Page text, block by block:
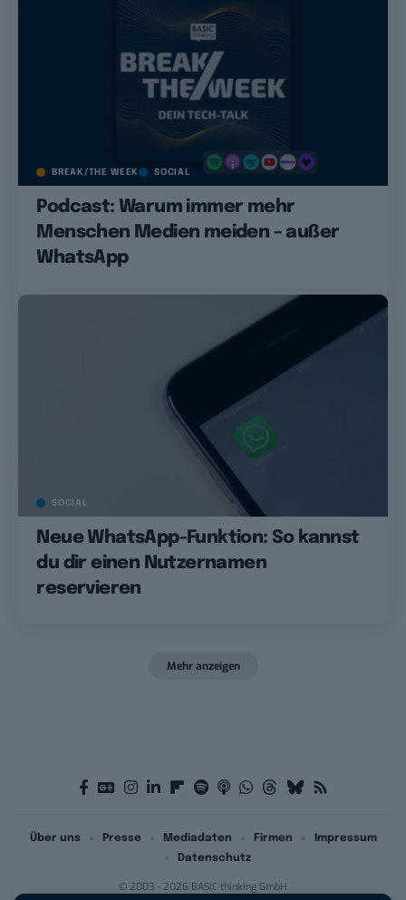
BREAK/THE WEEK SOCIAL
Podcast: Warum immer mehr
Menschen Medien meiden – außer
WhatsApp
SOCIAL
Neue WhatsApp-Funktion: So kannst
du dir einen Nutzernamen
reservieren
Mehr anzeigen
© 2003 - 2026 BASIC thinking GmbH
Über uns Presse Mediadaten Firmen
Impressum
Datenschutz